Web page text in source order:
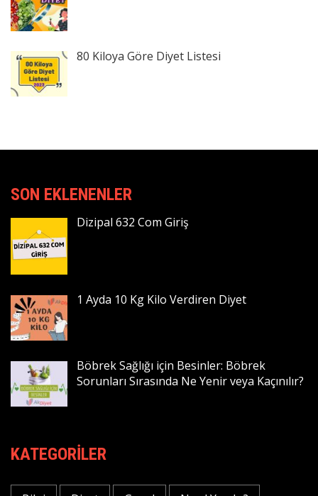
80 Kiloya Göre Diyet Listesi
SON EKLENENLER
Dizipal 632 Com Giriş
1 Ayda 10 Kg Kilo Verdiren Diyet
Böbrek Sağlığı için Besinler: Böbrek
Sorunları Sırasında Ne Yenir veya Kaçınılır?
KATEGORILER